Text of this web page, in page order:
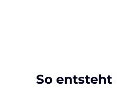
So entsteht